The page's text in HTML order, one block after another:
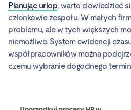
Planując urlop, warto dowiedzieć
członkowie zespołu. W małych
problemu, ale w tych większych
niemożliwe. System ewidencji
współpracowników można
czemu wybranie dogodnego